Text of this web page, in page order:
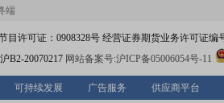
端
目许可证：0908328号 经营证券期货业务许可证编
B2-20070217 网站备案号:沪ICP备05006054号-11
可持续发展 广告服务 供应商平台